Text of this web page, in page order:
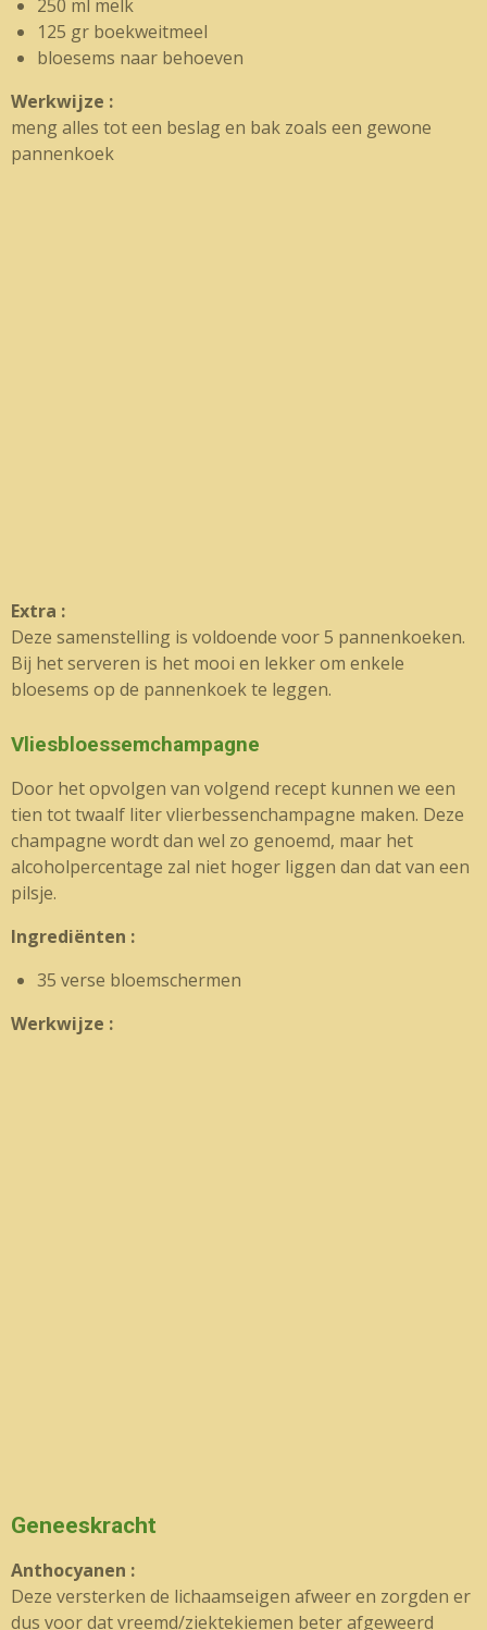
250 ml melk
125 gr boekweitmeel
bloesems naar behoeven
Werkwijze :
meng alles tot een beslag en bak zoals een gewone
pannenkoek
Extra :
Deze samenstelling is voldoende voor 5 pannenkoeken.
Bij het serveren is het mooi en lekker om enkele
bloesems op de pannenkoek te leggen.
Vliesbloessemchampagne
Door het opvolgen van volgend recept kunnen we een
tien tot twaalf liter vlierbessenchampagne maken. Deze
champagne wordt dan wel zo genoemd, maar het
alcoholpercentage zal niet hoger liggen dan dat van een
pilsje.
Ingrediënten :
35 verse bloemschermen
Werkwijze :
Geneeskracht
Anthocyanen :
Deze versterken de lichaamseigen afweer en zorgden er
dus voor dat vreemd/ziektekiemen beter afgeweerd